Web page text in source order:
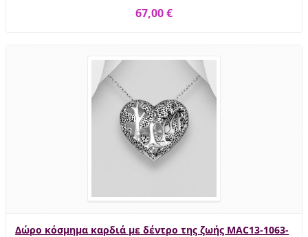
67,00 €
Δώρο κόσμημα καρδιά με δέντρο της ζωής MAC13-1063-